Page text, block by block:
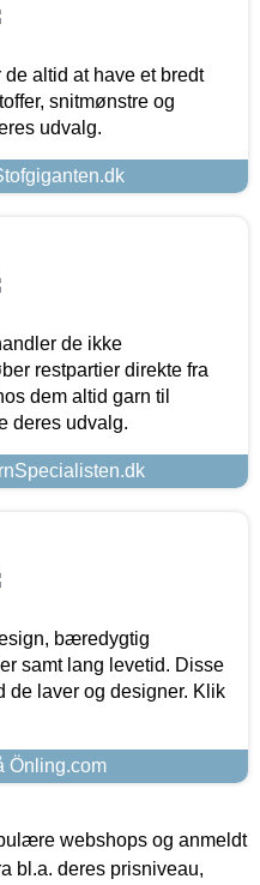
altid at have et bredt
snitmønstre og
udvalg.
de ikke
restpartier direkte fra
dem altid garn til
deres udvalg.
bæredygtig
samt lang levetid. Disse
de laver og designer. Klik
Önling.com
webshops og anmeldt
bl.a. deres prisniveau,